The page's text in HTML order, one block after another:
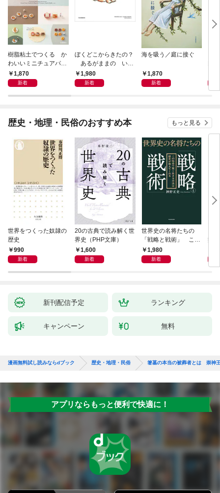
樹脂粘土でつくる か
わいいミニチュアパ
ン ベーキングパウダ
ーでふっくらふくら
燥タイム短縮！
1,870
新着
ぼくどこからきたの？
あるがままの いの
ちのはなし。ごまかし
なし、さしえつき。
1,980
新着
海を吸う／庭に接ぐ
1,870
新着
歴史・地理・民俗のおすすめ本 もっと見る
世界をつくった奴隷の
歴史
990
新着
20の古典で読み解く世
界史（PHP文庫）
1,600
新着
世界史の名将たちの
「戦略と戦術」 この
社会で賢く生きる方法
は歴史が教えてくれる
1,980
新着
痛
新刊配信予定 ランキング
キャンペーン 無料
漫画無料試し読みならdブック 歴史・地理・民俗 箸墓の本当の被葬者とは 崇神
アプリならもっと便利で快適に！